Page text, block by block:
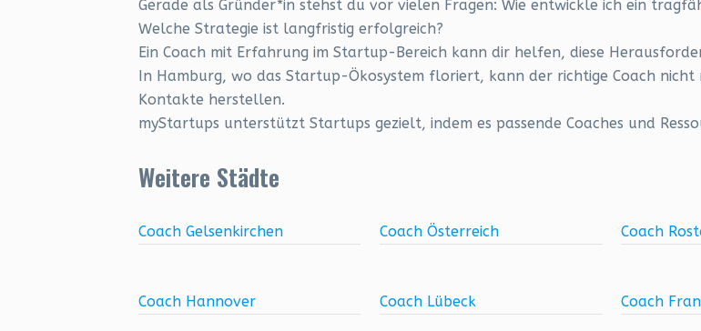
Gerade als Gründer*in stehst du vor vielen Fragen: Wie entwickle ich ein
Welche Strategie ist langfristig erfolgreich?
Ein Coach mit Erfahrung im Startup-Bereich kann dir helfen, diese
In Hamburg, wo das Startup-Ökosystem floriert, kann der richtige Coach
Kontakte herstellen.
myStartups unterstützt Startups gezielt, indem es passende Coaches und
Weitere Städte
Coach Gelsenkirchen Coach Österreich Coach
Coach Hannover Coach Lübeck Coach